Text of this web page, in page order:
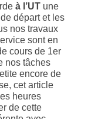
à l’UT une
départ et les
nos travaux
sont en
cours de 1er
nos tâches
encore de
cet article
heures
de cette